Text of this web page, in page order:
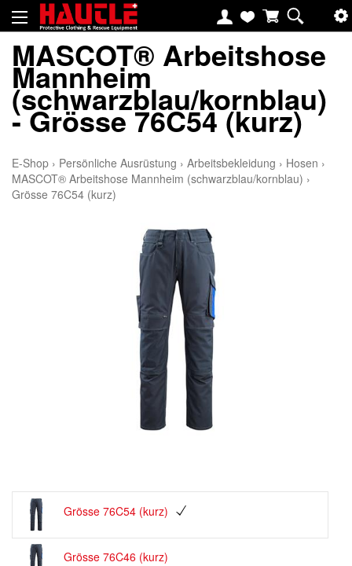
MASCOT® Arbeitshose
Mannheim
(schwarzblau/kornblau)
- Grösse 76C54 (kurz)
E-Shop › Persönliche Ausrüstung › Arbeitsbekleidung › Hosen ›
MASCOT® Arbeitshose Mannheim (schwarzblau/kornblau) ›
Grösse 76C54 (kurz)
Grösse 76C46 (kurz)
Grösse 76C54 (kurz)